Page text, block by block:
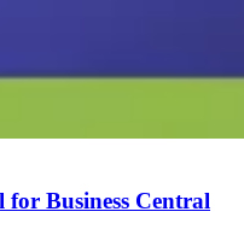
Business Central